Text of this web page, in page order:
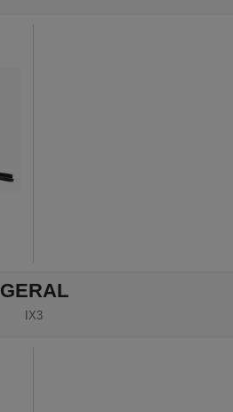
GERAL
IX3